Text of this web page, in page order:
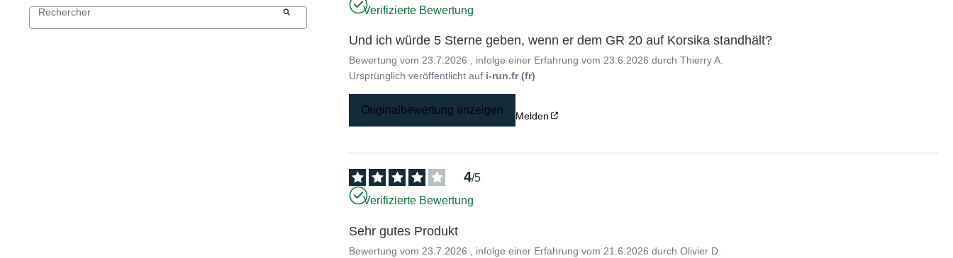
Verifizierte Bewertung
Und ich würde 5 Sterne geben, wenn er dem GR 20 auf Korsika standhält?
Bewertung vom23.7.2026 , infolge einer Erfahrung vom23.6.2026 durchThierry A.
Ursprünglich veröffentlicht auf i-run.fr (fr)
Originalbewertung anzeigen Melden
4/5
Verifizierte Bewertung
Sehr gutes Produkt
Bewertung vom 23.7.2026 , infolge einer Erfahrung vom 21.6.2026 durchOlivier D.